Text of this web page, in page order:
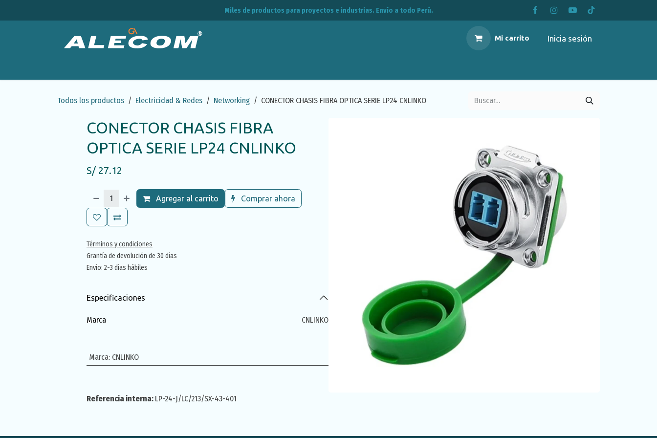
Miles de productos para proyectos e industrias. Envío a todo Perú.
Mi carrito Inicia sesión
Todos los productos Electricidad & Redes Networking CONECTOR CHASIS FIBRA OPTICA SERIE LP24 CNLINKO
CONECTOR CHASIS FIBRA
OPTICA SERIE LP24 CNLINKO
S/ 27.12
Agregar al carrito Comprar ahora
Términos y condiciones
Grantía de devolución de 30 días
Envío: 2-3 días hábiles
Especificaciones
Marca CNLINKO
Marca: CNLINKO
Referencia interna: LP-24-J/LC/213/SX-43-401